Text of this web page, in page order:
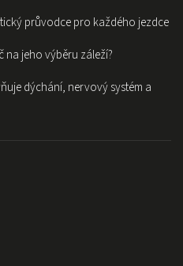
průvodce pro každého jezdce
jeho výběru záleží?
dýchání, nervový systém a